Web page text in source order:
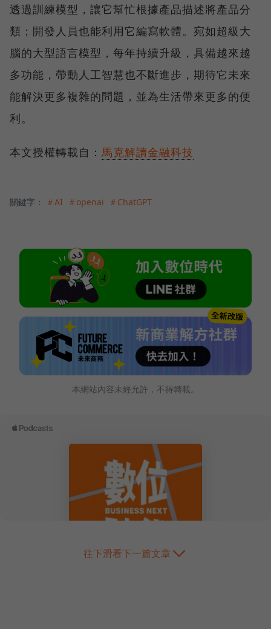
透過訓練模型，讓它幫忙根據產品描述將產品分
類；開發人員也能利用它編寫軟體。宛如超級大
腦的大型語言模型，每年持續升級，具備越來越
多功能，帶動人工智慧也不斷進步，期待它未來
能解決更多複雜的問題，並為生活帶來更多的便
利。
本文授權轉載自： 馬克解讀金融科技
關鍵字： ＃AI ＃openai ＃ChatGPT
本網站內容未經允許，不得轉載。
往下滑看下一篇文章